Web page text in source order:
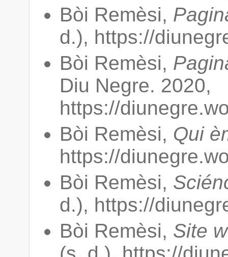
Bòi Remèsi,
d.), https://
Bòi Remèsi,
Diu Negre. 2020,
https://
Bòi Remèsi, Qui
https://
Bòi Remèsi,
d.), https://
Bòi Remèsi, Site